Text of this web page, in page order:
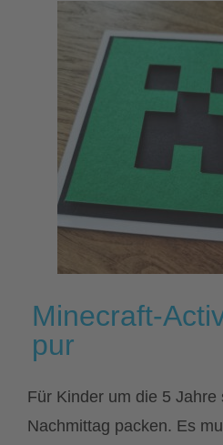
Minecraft-
pur
Für Kinder um die 5
Nachmittag packen. Es